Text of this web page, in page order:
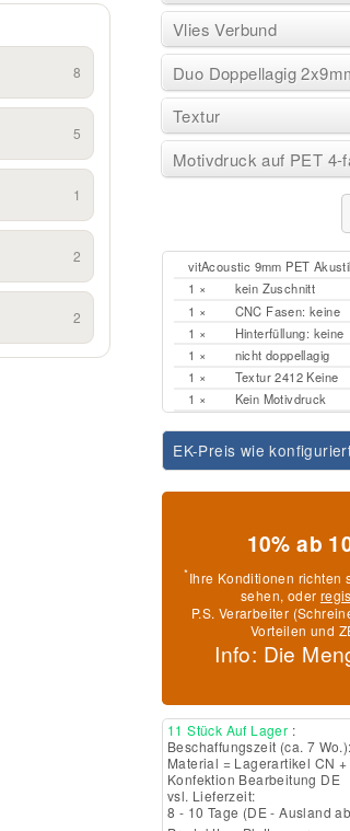
8
5
1
2
2
Vlies Verbund
Duo Doppellagig
Textur
Motivdruck auf PET 4-
vitAcoustic 9mm PET
1 ×
kein Zuschnitt
1 ×
CNC Fasen: keine
1 ×
Hinterfüllung: keine
1 ×
nicht doppellagig
1 ×
Textur 2412 Keine
1 ×
Kein Motivdruck
EK-Preis wie
10% ab
*Ihre Konditionen richten
sehen, oder
P.S. Verarbeiter
Vorteilen und
Info: Die
11 Stück Auf Lager :
Beschaffungszeit (ca. 7 Wo.):
Material = Lagerartikel CN +
Konfektion Bearbeitung DE
vsl. Lieferzeit:
8 - 10 Tage (DE - Ausland